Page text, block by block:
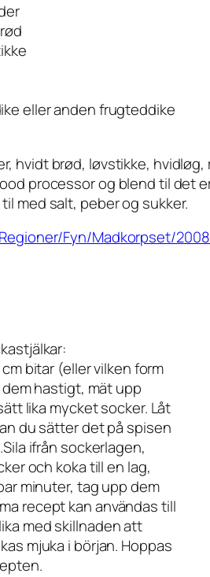
eller anden frugteddike
hvidt brød, løvstikke, hvidløg,
processor og blend til det
med salt, peber og sukker.
Fyn/Madkorpset/
bitar (eller vilken form
hastigt, mät upp
lika mycket socker. Låt
du sätter det på spisen
ifrån sockerlagen,
och koka till en lag,
minuter, tag upp dem
recept kan användas till
med skillnaden att
mjuka i början. Hoppas